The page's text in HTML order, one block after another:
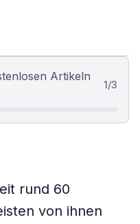
Artikeln
1/3
rund 60
von ihnen